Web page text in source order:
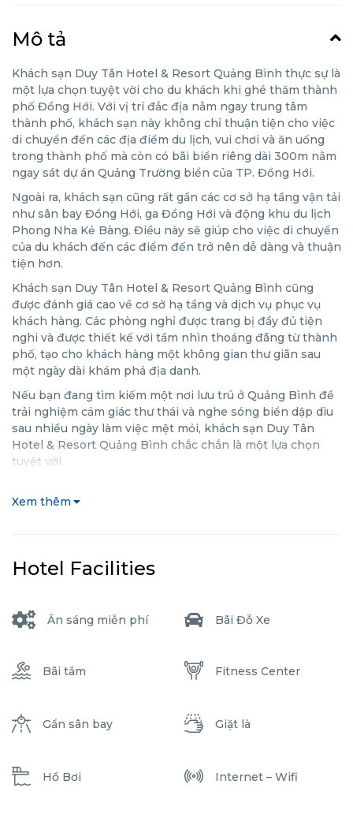
Mô tả
Khách sạn Duy Tân Hotel & Resort Quảng Bình thực sự là
một lựa chọn tuyệt vời cho du khách khi ghé thăm thành
phố Đồng Hới. Với vị trí đắc địa nằm ngay trung tâm
thành phố, khách sạn này không chỉ thuận tiện cho việc
di chuyển đến các địa điểm du lịch, vui chơi và ăn uống
trong thành phố mà còn có bãi biển riêng dài 300m nằm
ngay sát dự án Quảng Trường biển của TP. Đồng Hới.
Ngoài ra, khách sạn cũng rất gần các cơ sở hạ tầng vận tải
như sân bay Đồng Hới, ga Đồng Hới và động khu du lịch
Phong Nha Kẻ Bàng. Điều này sẽ giúp cho việc di chuyển
của du khách đến các điểm đến trở nên dễ dàng và thuận
tiện hơn.
Khách sạn Duy Tân Hotel & Resort Quảng Bình cũng
được đánh giá cao về cơ sở hạ tầng và dịch vụ phục vụ
khách hàng. Các phòng nghỉ được trang bị đầy đủ tiện
nghi và được thiết kế với tầm nhìn thoáng đãng từ thành
phố, tạo cho khách hàng một không gian thư giãn sau
một ngày dài khám phá địa danh.
Nếu bạn đang tìm kiếm một nơi lưu trú ở Quảng Bình để
trải nghiệm cảm giác thư thái và nghe sóng biển dập dìu
sau nhiều ngày làm việc mệt mỏi, khách sạn Duy Tân
Hotel & Resort Quảng Bình chắc chắn là một lựa chọn
tuyệt vời.
Xem thêm
Hotel Facilities
Ăn sáng miễn phí Bãi Đỗ Xe
Bãi tắm Fitness Center
Gần sân bay Giặt là
Hồ Bơi Internet – Wifi